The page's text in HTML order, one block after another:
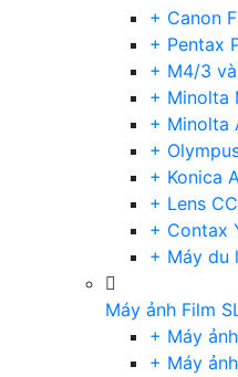
+ Canon
+ Pentax
+ M4/3
+ Minolta
+ Minolta
+
+ Konica
+ Lens
+ Contax
+ Máy du
Máy ảnh Film
+ Máy
+ Máy